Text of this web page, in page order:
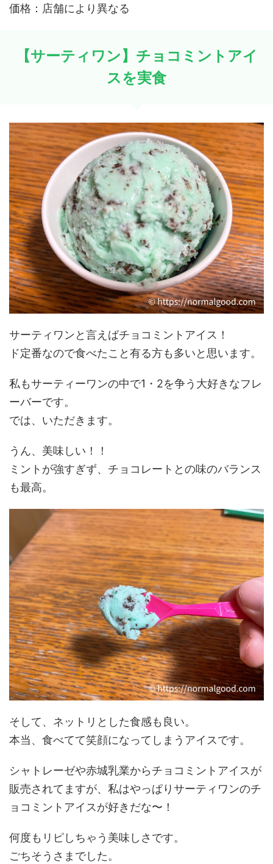
価格：店舗により異なる
【サーティワン】チョコミントアイ
スを実食
サーティワンと言えばチョコミントアイス！
ド定番なので食べたこと有る方も多いと思います。
私もサーティーワンの中で1・2を争う大好きなフレ
ーバーです。
では、いただきます。
うん、美味しい！！
ミントが強すぎず、チョコレートとの味のバランス
も最高。
そして、ネットリとした食感も良い。
本当、食べてて笑顔になってしまうアイスです。
シャトレーゼや赤城乳業からチョコミントアイスが
販売されてますが、私はやっぱりサーティワンのチ
ョコミントアイスが好きだな〜！
何度もリピしちゃう美味しさです。
ごちそうさまでした。